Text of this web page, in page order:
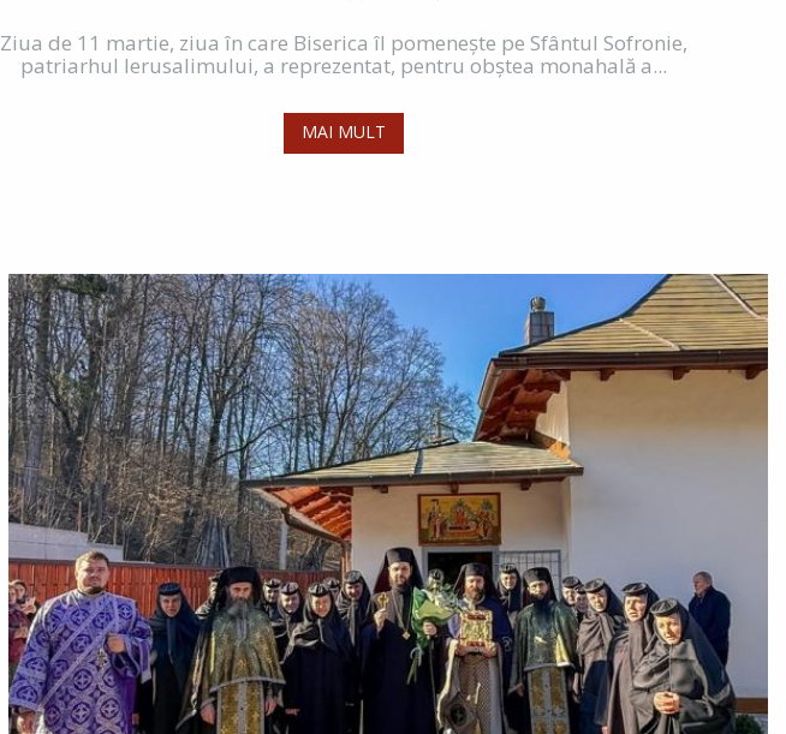
Ziua de 11 martie, ziua în care Biserica îl pomenește pe Sfântul Sofronie,
patriarhul Ierusalimului, a reprezentat, pentru obștea monahală a...
MAI MULT